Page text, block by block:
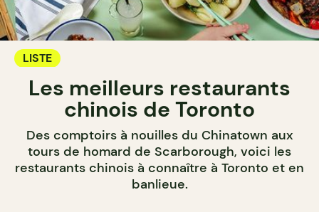
LISTE
Les meilleurs restaurants
chinois de Toronto
Des comptoirs à nouilles du Chinatown aux
tours de homard de Scarborough, voici les
restaurants chinois à connaître à Toronto et en
banlieue.